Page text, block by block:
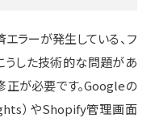
ラーが発生している、フ
した技術的な問題があ
正が必要です。Googleの
）やShopify管理画面